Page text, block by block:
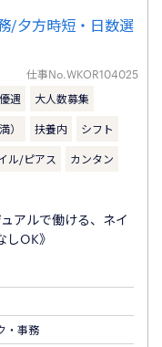
/夕方時短・日数選
仕事No.WKOR104025
遇 大人数募集
） 扶養内 シフト
ル/ピアス カンタン
アルで働ける、ネイ
OK》
・事務